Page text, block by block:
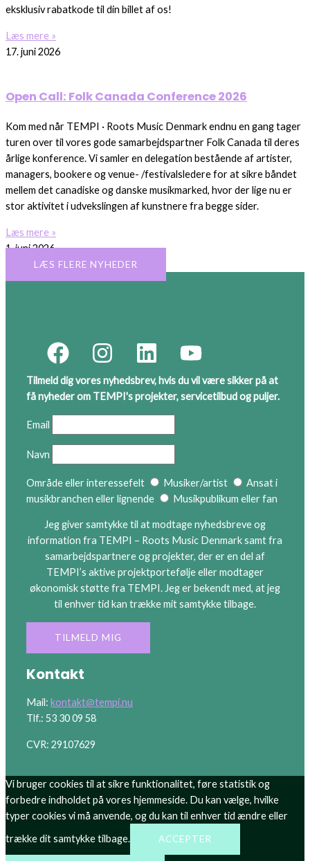
eksklusiv rabatkode til din billet af os!
Læs mere »
17. juni 2026
Open Call: Folk Canada Conference 2026
Kom med når TEMPI · Roots Music Denmark endnu en gang tager
turen over til vores gode samarbejdspartner Folk Canada til deres
årlige konference. Vi samler en delegation bestående af artister,
managers, bookere og venue- /festivalsledere for at sikre båndet
mellem det canadiske og danske musikmarked, hvor der lige nu er
stor aktivitet i udvekslingen af kunstnere fra begge sider.
Læs mere »
1. juni 2026
LÆS FLERE NYHEDER
Tilmeld dig vores nyhedsbrev, hvis du vil være sikker på at
få nyheder om TEMPI's projekter, servicetilbud og puljer.
Email
Navn
Område eller interessefelt Musiker/artist
Ansat i
musikbranchen eller lignende
Musikpublikum eller fan
Jeg giver samtykke til at modtage nyhedsbreve og
information fra TEMPI – Roots Music Denmark samt fra
samarbejdspartnere og projekter, der er en del af
TEMPI’s aktive projektportefølje eller modtager
økonomisk støtte fra TEMPI. Jeg er bekendt med, at jeg
til enhver tid kan trække mit samtykke tilbage.
Kontakt
Mail: kontakt@tempi.nu
Tlf.: 53 30 09 58
CVR: 29107629
Vi bruger cookies til at sikre funktionalitet, føre statistik og
forbedre indholdet på vores hjemmeside. Du kan vælge, hvilke
typer cookies vi må anvende, og du kan til enhver tid ændre eller
trække dit samtykke tilbage.
ACCEPTER